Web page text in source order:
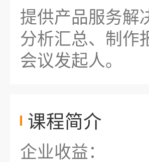
提供产品服务解
分析汇总、制作
会议发起人。
课程简介
企业收益：